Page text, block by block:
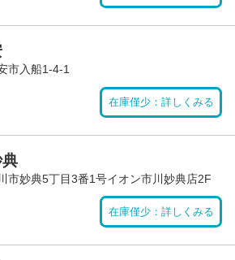
市入船1-4-1
在庫僅少：詳しくみる
妙典5丁目3番1号イオン市川妙典店2F
在庫僅少：詳しくみる